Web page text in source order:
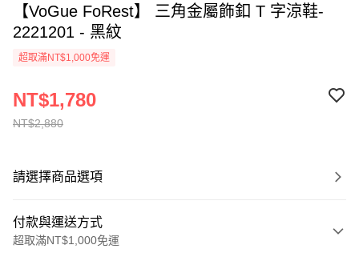
【VoGue FoRest】 三角金屬飾釦 T 字涼鞋-
2221201 - 黑紋
超取滿NT$1,000免運
NT$2,880
NT$1,780
請選擇商品選項
付款與運送方式
超取滿NT$1,000免運